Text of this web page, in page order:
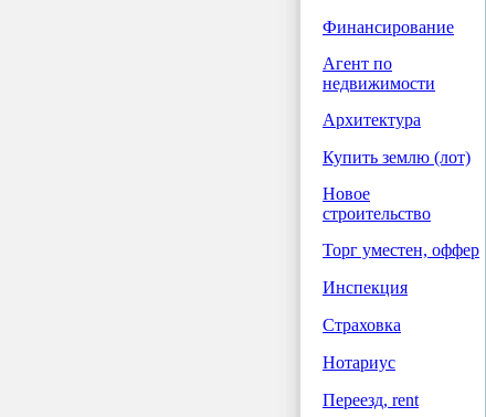
Финансирование
Агент по
недвижимости
Архитектура
Купить землю (лот)
Новое
строительство
Торг уместен, оффер
Инспекция
Страховка
Нотариус
Переезд, rent